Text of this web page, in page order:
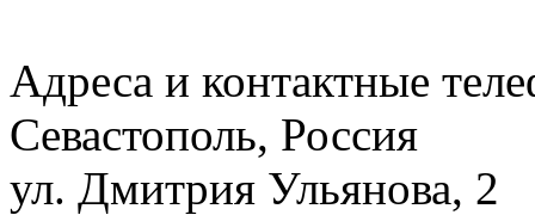
Адреса и контактные
Севастополь, Россия
ул. Дмитрия Ульянова, 2